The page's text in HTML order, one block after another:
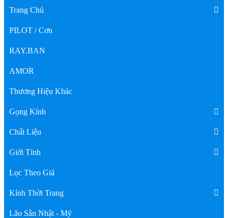
Trang Chủ
PILOT / Cơn
RAY.BAN
AMOR
Thương Hiệu Khác
Gọng Kính
Chất Liệu
Giới Tính
Lọc Theo Giá
Kính Thời Trang
Lão Sẵn Nhật - Mỹ